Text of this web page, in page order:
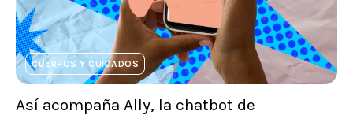
CUERPOS Y CUIDADOS
Así acompaña Ally, la chatbot de